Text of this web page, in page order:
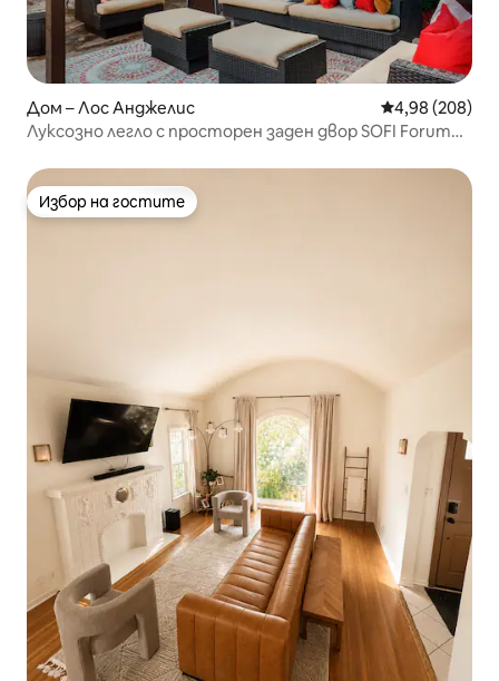
Дом – Лос Анджелис Средна
4,98 (208)
Луксозно легло с просторен заден двор SOFI Forum
Избор на гостите
Избор на гостите